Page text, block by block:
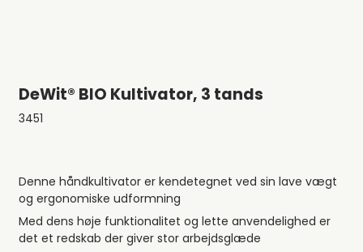
DeWit® BIO Kultivator, 3 tands
3451
Denne håndkultivator er kendetegnet ved sin lave vægt
og ergonomiske udformning
Med dens høje funktionalitet og lette anvendelighed er
det et redskab der giver stor arbejdsglæde